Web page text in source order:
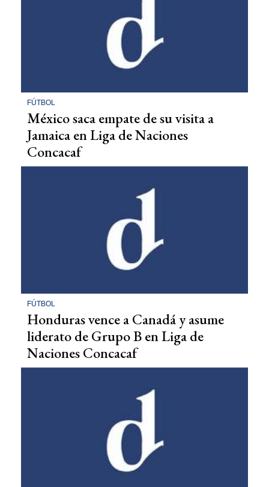
FÚTBOL
México saca empate de su visita a
Jamaica en Liga de Naciones
Concacaf
FÚTBOL
Honduras vence a Canadá y asume
liderato de Grupo B en Liga de
Naciones Concacaf